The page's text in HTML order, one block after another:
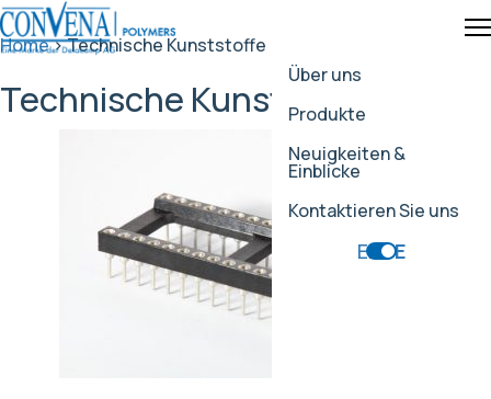
Über uns
Produkte
Neuigkeiten &
Einblicke
Kontaktieren Sie uns
ENDE
Home>Technische Kunststoffe
Technische Kunststoffe